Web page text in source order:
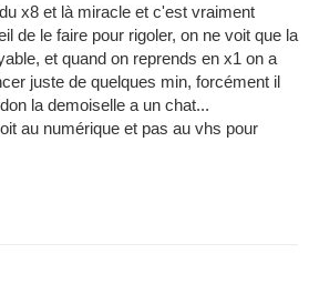
x8 et là miracle et c'est vraiment
de le faire pour rigoler, on ne voit que la
et quand on reprends en x1 on a
juste de quelques min, forcément il
la demoiselle a un chat...
au numérique et pas au vhs pour